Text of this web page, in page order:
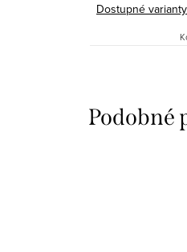
Dostupné varianty